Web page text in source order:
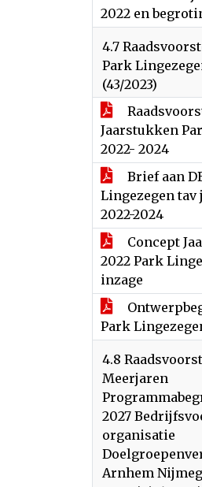
2022 en
4.7
Park
(43/2023)
Jaarstukken
2022- 2024
Brief aan
Lingezegen
2022-2024
Concept
2022 Park
inzage
Park
4.8
Meerjaren
2027
organisatie
Arnhem